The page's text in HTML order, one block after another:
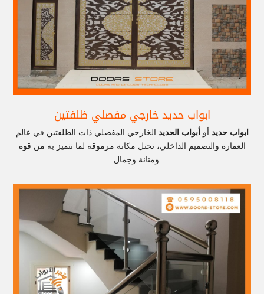
ابواب حديد خارجي مفصلي ظلفتين
ابواب حديد أو أبواب الحديد الخارجي المفصلي ذات الظلفتين في عالم
العمارة والتصميم الداخلي، تحتل مكانة مرموقة لما تتميز به من قوة
ومتانة وجمال…